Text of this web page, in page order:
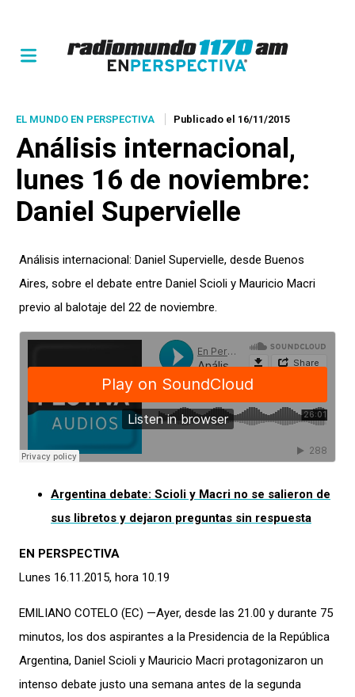
EL MUNDO EN PERSPECTIVA Publicado el 16/11/2015
Análisis internacional,
lunes 16 de noviembre:
Daniel Supervielle
Análisis internacional: Daniel Supervielle, desde Buenos
Aires, sobre el debate entre Daniel Scioli y Mauricio Macri
previo al balotaje del 22 de noviembre.
Argentina debate: Scioli y Macri no se salieron de
sus libretos y dejaron preguntas sin respuesta
EN PERSPECTIVA
Lunes 16.11.2015, hora 10.19
EMILIANO COTELO (EC) —Ayer, desde las 21.00 y durante 75
minutos, los dos aspirantes a la Presidencia de la República
Argentina, Daniel Scioli y Mauricio Macri protagonizaron un
intenso debate justo una semana antes de la segunda